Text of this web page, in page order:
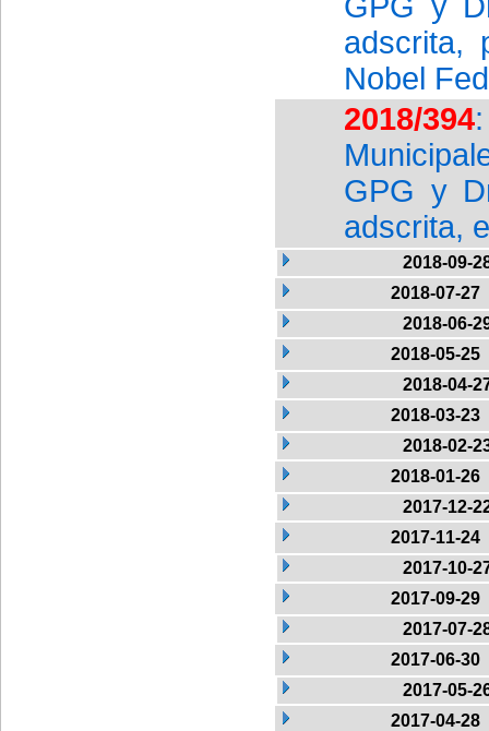
adscrita,
Nobel
2018/394
GPG y
adscrita,
2018-09-
2018-07-27
2018-06-
2018-05-25
2018-04-
2018-03-23
2018-02-
2018-01-26
2017-12-
2017-11-24
2017-10-
2017-09-29
2017-07-
2017-06-30
2017-05-
2017-04-28